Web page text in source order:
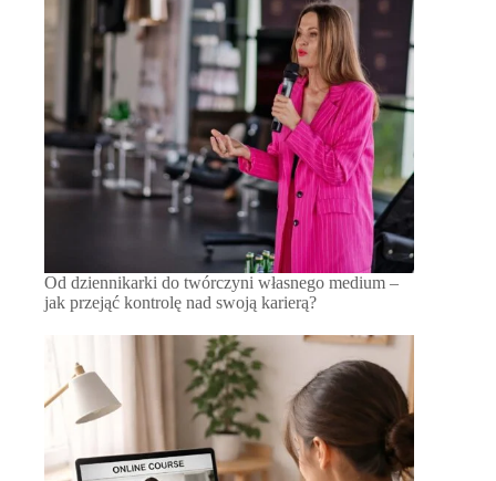
Od dziennikarki do twórczyni własnego medium –
jak przejąć kontrolę nad swoją karierą?